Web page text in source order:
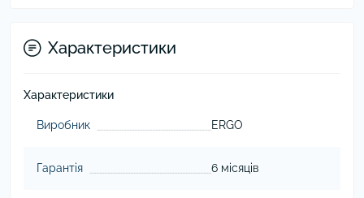
Характеристики
Характеристики
Виробник ERGO
Гарантія 6 місяців